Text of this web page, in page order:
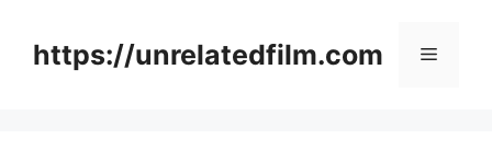
contenthttps://unrelatedfilm.com Menu